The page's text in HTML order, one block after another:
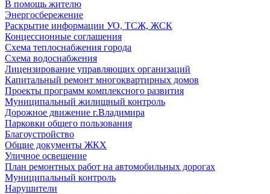
В помощь жителю
Энергосбережение
Раскрытие информации УО, ТСЖ, ЖСК
Концессионные соглашения
Схема теплоснабжения города
Схема водоснабжения
Лицензирование управляющих организаций
Капитальный ремонт многоквартирных домов
Проекты программ комплексного развития
Муниципальный жилищный контроль
Дорожное движение г.Владимира
Парковки общего пользования
Благоустройство
Общие документы ЖКХ
Уличное освещение
План ремонтных работ на автомобильных дорогах
Муниципальный контроль
Нарушители